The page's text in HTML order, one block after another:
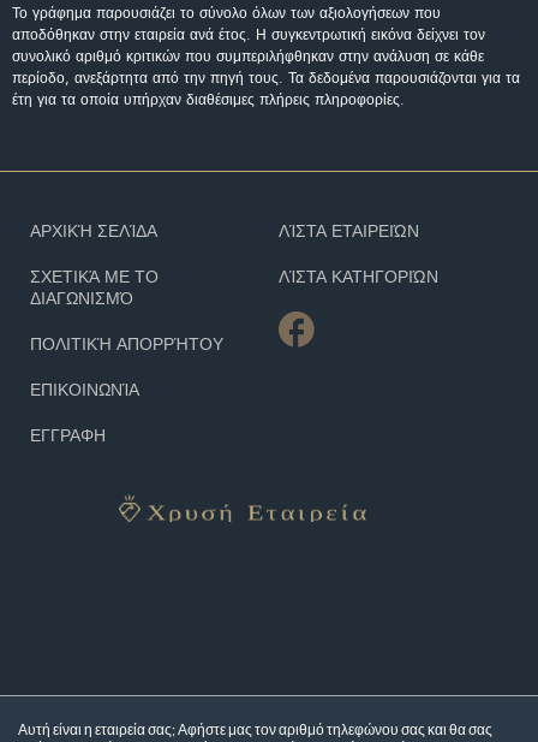
Το γράφημα παρουσιάζει το σύνολο όλων των αξιολογήσεων που
αποδόθηκαν στην εταιρεία ανά έτος. Η συγκεντρωτική εικόνα δείχνει τον
συνολικό αριθμό κριτικών που συμπεριλήφθηκαν στην ανάλυση σε κάθε
περίοδο, ανεξάρτητα από την πηγή τους. Τα δεδομένα παρουσιάζονται για τα
έτη για τα οποία υπήρχαν διαθέσιμες πλήρεις πληροφορίες.
Αυτή είναι η εταιρεία σας; Αφήστε μας τον αριθμό τηλεφώνου σας και θα σας
ΑΡΧΙΚΉ ΣΕΛΊΔΑ
ΣΧΕΤΙΚΆ ΜΕ ΤΟ
ΔΙΑΓΩΝΙΣΜΌ
ΠΟΛΙΤΙΚΉ ΑΠΟΡΡΉΤΟΥ
ΕΠΙΚΟΙΝΩΝΊΑ
ΕΓΓΡΑΦΗ
ΛΊΣΤΑ ΕΤΑΙΡΕΙΏΝ
ΛΊΣΤΑ ΚΑΤΗΓΟΡΙΏΝ